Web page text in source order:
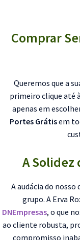
Comprar
Queremos que a
primeiro clique até
apenas em
Portes Grátisem
A Solidez
A audácia do
grupo. A Erva
DNEmpresas, o que
ao cliente robusta,
compromisso